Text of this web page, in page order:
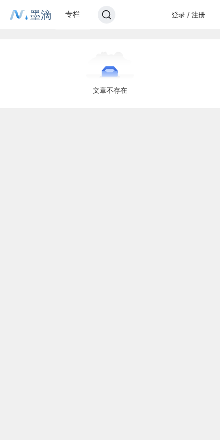
墨滴 专栏 登录 / 注册
文章不存在